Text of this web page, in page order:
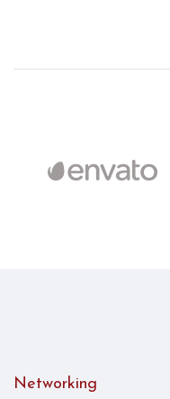
Networking